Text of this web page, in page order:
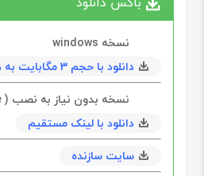
نسخه windows
دانلود با حجم 3 مگابایت به همراه patch
نسخه بدون نیاز به نصب ( Portable )
دانلود با لینک مستقیم
سایت سازنده